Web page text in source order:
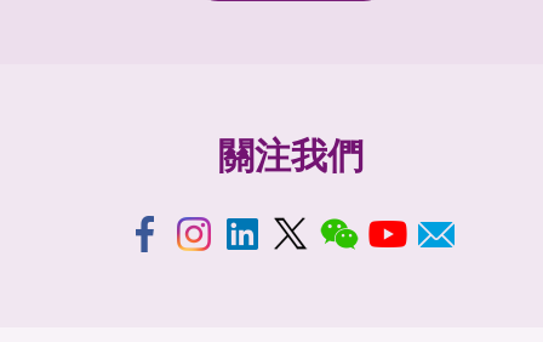
關注我們